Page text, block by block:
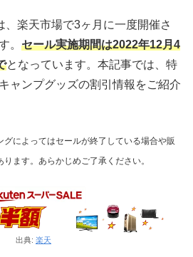
楽天市場で3ヶ月に一度開催さ
。 セール実施期間は2022年12月4
となっています。本記事では、特
ャンプグッズの割引情報をご紹介
によってはセールが終了している場合や販
ます。あらかじめご了承ください。
出典: 楽天